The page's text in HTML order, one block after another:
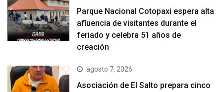
Parque Nacional Cotopaxi espera alta
afluencia de visitantes durante el
feriado y celebra 51 años de
creación
agosto 7, 2026
Asociación de El Salto prepara cinco